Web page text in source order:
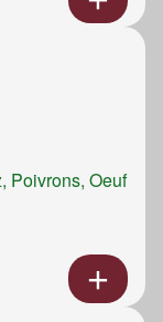
Poivrons, Oeuf